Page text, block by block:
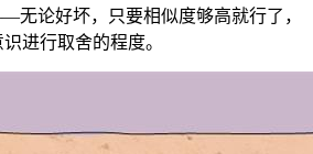
无论好坏，只要相似度够高就行了，
进行取舍的程度。